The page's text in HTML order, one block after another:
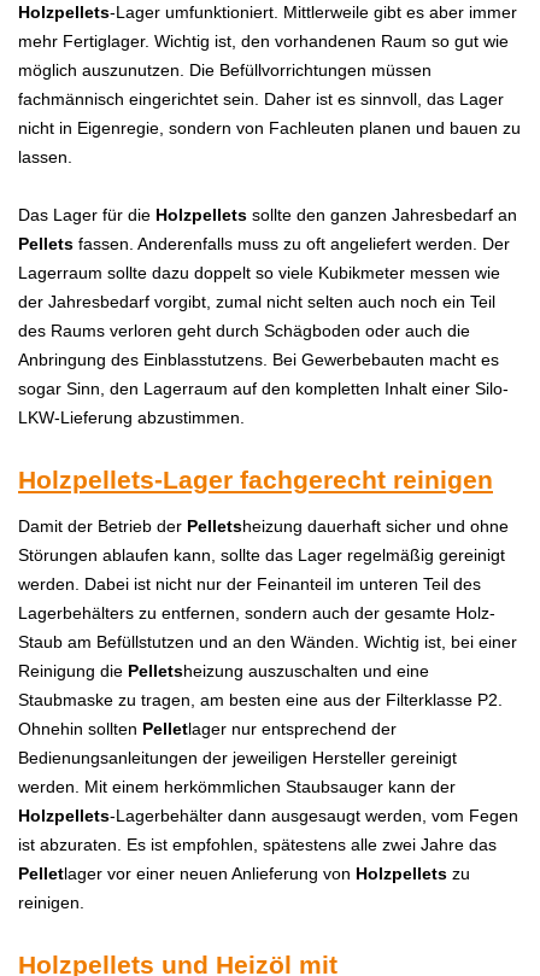
Holzpellets-Lager umfunktioniert. Mittlerweile gibt es aber immer
mehr Fertiglager. Wichtig ist, den vorhandenen Raum so gut wie
möglich auszunutzen. Die Befüllvorrichtungen müssen
fachmännisch eingerichtet sein. Daher ist es sinnvoll, das Lager
nicht in Eigenregie, sondern von Fachleuten planen und bauen zu
lassen.
Das Lager für die Holzpellets sollte den ganzen Jahresbedarf an
Pellets fassen. Anderenfalls muss zu oft angeliefert werden. Der
Lagerraum sollte dazu doppelt so viele Kubikmeter messen wie
der Jahresbedarf vorgibt, zumal nicht selten auch noch ein Teil
des Raums verloren geht durch Schägboden oder auch die
Anbringung des Einblasstutzens. Bei Gewerbebauten macht es
sogar Sinn, den Lagerraum auf den kompletten Inhalt einer Silo-
LKW-Lieferung abzustimmen.
Holzpellets-Lager fachgerecht reinigen
Damit der Betrieb der Pelletsheizung dauerhaft sicher und ohne
Störungen ablaufen kann, sollte das Lager regelmäßig gereinigt
werden. Dabei ist nicht nur der Feinanteil im unteren Teil des
Lagerbehälters zu entfernen, sondern auch der gesamte Holz-
Staub am Befüllstutzen und an den Wänden. Wichtig ist, bei einer
Reinigung die Pelletsheizung auszuschalten und eine
Staubmaske zu tragen, am besten eine aus der Filterklasse P2.
Ohnehin sollten Pelletlager nur entsprechend der
Bedienungsanleitungen der jeweiligen Hersteller gereinigt
werden. Mit einem herkömmlichen Staubsauger kann der
Holzpellets-Lagerbehälter dann ausgesaugt werden, vom Fegen
ist abzuraten. Es ist empfohlen, spätestens alle zwei Jahre das
Pelletlager vor einer neuen Anlieferung von Holzpellets zu
reinigen.
Holzpellets und Heizöl mit